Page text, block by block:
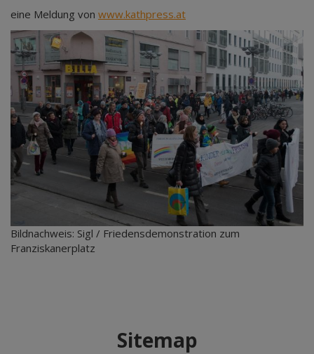
eine Meldung von www.kathpress.at
Bildnachweis: Sigl / Friedensdemonstration zum
Franziskanerplatz
Sitemap